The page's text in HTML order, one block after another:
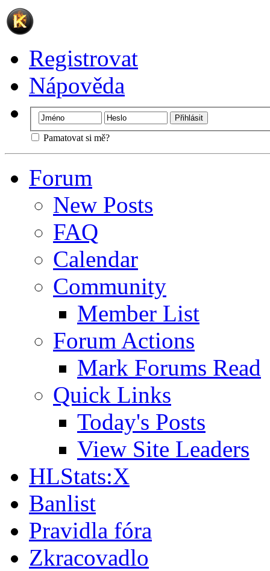
Registrovat
Nápověda
Pamatovat si mě?
Forum
New Posts
FAQ
Calendar
Community
Member List
Forum Actions
Mark Forums Read
Quick Links
Today's Posts
View Site Leaders
HLStats:X
Banlist
Pravidla fóra
Zkracovadlo